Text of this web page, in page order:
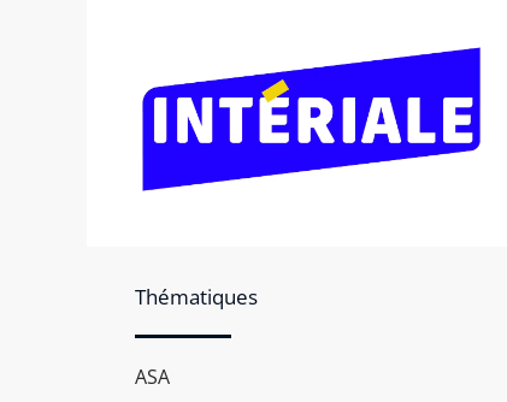
Thématiques
ASA